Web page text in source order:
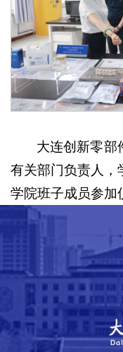
大连创新零部
有关部门负责人，
学院班子成员参加